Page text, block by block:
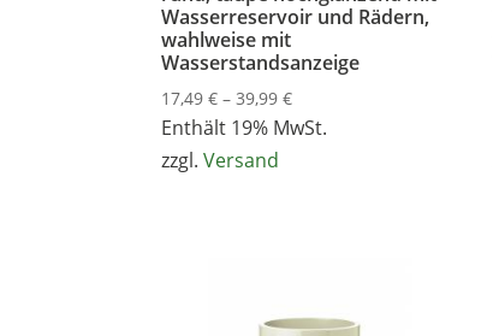
Wasserreservoir und Rädern,
wahlweise mit
Wasserstandsanzeige
17,49€ –39,99€Preisspanne:
17,49 €
Enthält 19% MwSt.
zzgl.Versand